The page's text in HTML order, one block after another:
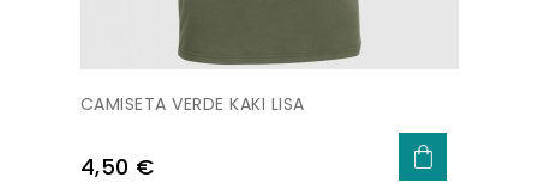
CAMISETA VERDE KAKI LISA
Precio
4,50 €